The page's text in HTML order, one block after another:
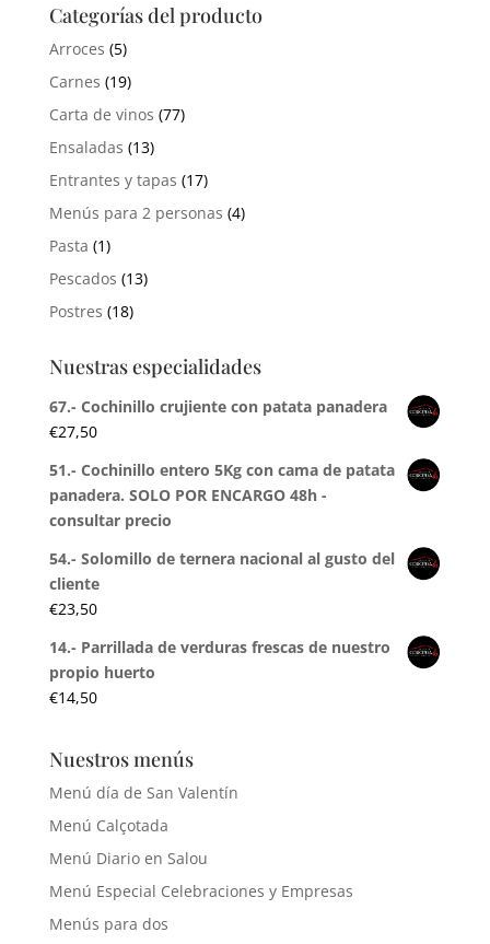
Categorías del producto
Arroces (5)
Carnes (19)
Carta de vinos (77)
Ensaladas (13)
Entrantes y tapas (17)
Menús para 2 personas (4)
Pasta (1)
Pescados (13)
Postres (18)
Nuestras especialidades
67.- Cochinillo crujiente con patata panadera
€27,50
51.- Cochinillo entero 5Kg con cama de patata
panadera. SOLO POR ENCARGO 48h -
consultar precio
54.- Solomillo de ternera nacional al gusto del
cliente
€23,50
14.- Parrillada de verduras frescas de nuestro
propio huerto
€14,50
Nuestros menús
Menú día de San Valentín
Menú Calçotada
Menú Diario en Salou
Menú Especial Celebraciones y Empresas
Menús para dos